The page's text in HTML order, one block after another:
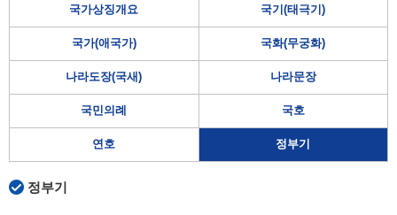
국가상징개요 국기(태극기)
국가(애국가) 국화(무궁화)
나라도장(국새) 나라문장
국민의례 국호
연호 정부기
정부기